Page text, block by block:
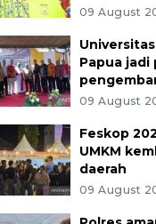
09 August
Papua jadi
09 August
Feskop
UMKM
daerah
09 August